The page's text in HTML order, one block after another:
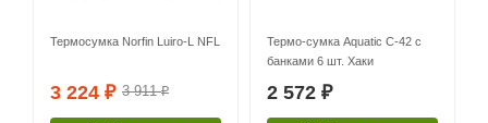
Термосумка Norfin Luiro-L NFL
3 224 ₽ 3 911₽
Термо-сумка Aquatic С-42 с
банками 6 шт. Хаки
2 572 ₽